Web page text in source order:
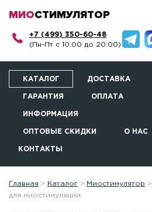
МИОСТИМУЛЯТОР
+7 (499) 350-60-48
(Пн-Пт с 10:00 до 20:00)
КАТАЛОГ ДОСТАВКА
ГАРАНТИЯ ОПЛАТА
ИНФОРМАЦИЯ
ОПТОВЫЕ СКИДКИ О НАС
КОНТАКТЫ
Главная > Каталог > Миостимулятор >
для миостимуляции